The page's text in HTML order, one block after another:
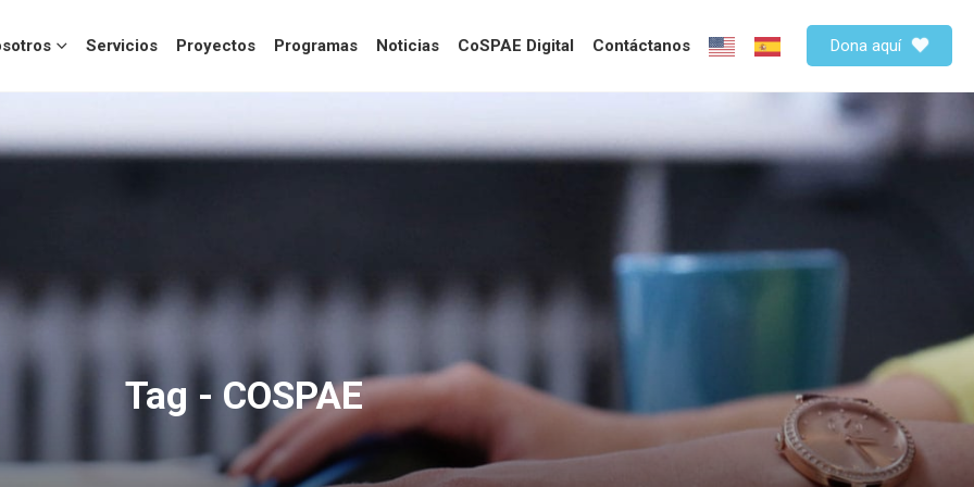
Servicios Proyectos Programas Noticias CoSPAE Digital Contáctanos Dona aquí
Tag - COSPAE